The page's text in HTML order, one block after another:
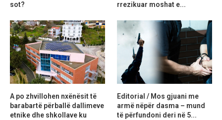
sot?
rrezikuar moshat e...
A po zhvillohen nxënësit të
barabartë përballë dallimeve
etnike dhe shkollave ku
Editorial / Mos gjuani me
armë nëpër dasma – mund
të përfundoni deri në 5...